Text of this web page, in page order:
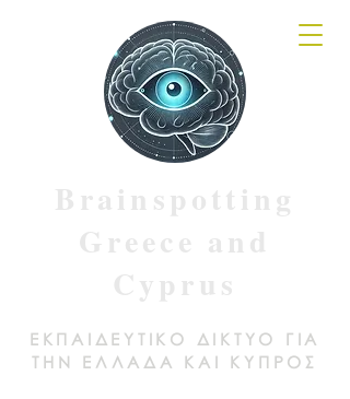
ΕΚΠΑΙΔΕΥΤΙΚΟ ΔΙΚΤΥΟ ΓΙΑ
ΤΗΝ ΕΛΛΑΔΑ ΚΑΙ ΚΥΠΡΟΣ